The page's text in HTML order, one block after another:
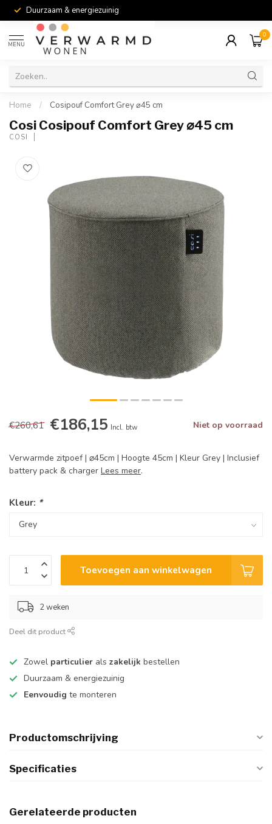
Duurzaam & energiezuinig
MENU
0
Home / Cosipouf Comfort Grey ⌀45 cm
Cosi Cosipouf Comfort Grey ⌀45 cm
COSI
€260,61 €186,15 Incl. btw Niet op voorraad
Verwarmde zitpoef | ⌀45cm | Hoogte 45cm | Kleur Grey | Inclusief
battery pack & charger Lees meer.
Kleur: *
Toevoegen aan winkelwagen
2 weken
Deel dit product
Zowel particulier als zakelijk bestellen
Duurzaam & energiezuinig
Eenvoudig te monteren
Productomschrijving
Specificaties
Gerelateerde producten